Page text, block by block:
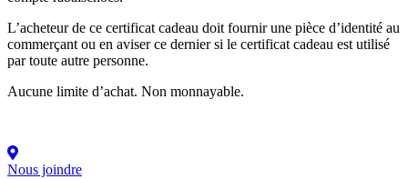
L’acheteur de ce certificat cadeau doit fournir une pièce d’identité au
commerçant ou en aviser ce dernier si le certificat cadeau est utilisé
par toute autre personne.
Aucune limite d’achat. Non monnayable.
Nous joindre